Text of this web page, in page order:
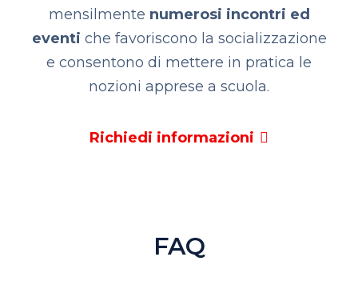
mensilmente numerosi incontri ed
eventi che favoriscono la socializzazione
e consentono di mettere in pratica le
nozioni apprese a scuola.
Richiedi informazioni
FAQ